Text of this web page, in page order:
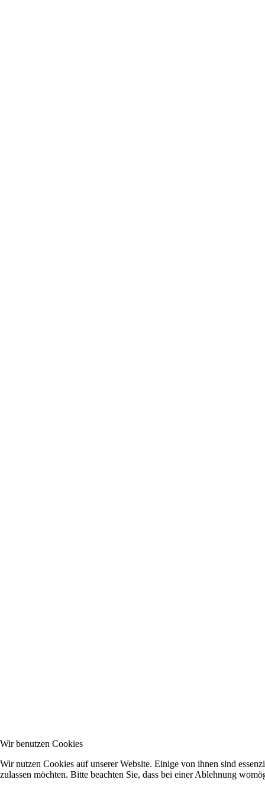
Wir benutzen Cookies
Wir nutzen Cookies auf unserer Website. Einige von ihnen sind
zulassen möchten. Bitte beachten Sie, dass bei einer Ablehnung